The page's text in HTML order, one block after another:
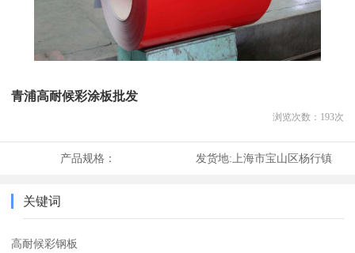
青浦高耐候彩涂板批发
浏览次数： 193次
产品规格： 发货地: 上海市宝山区杨行镇
关键词
高耐候彩钢板